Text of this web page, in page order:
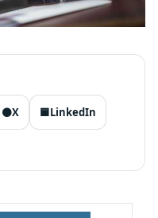
⚫X 🟦LinkedIn